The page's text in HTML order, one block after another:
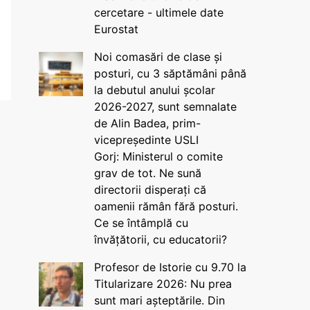
cercetare - ultimele date
Eurostat
Noi comasări de clase și
posturi, cu 3 săptămâni până
la debutul anului școlar
2026-2027, sunt semnalate
de Alin Badea, prim-
vicepreședinte USLI
Gorj: Ministerul o comite
grav de tot. Ne sună
directorii disperați că
oamenii rămân fără posturi.
Ce se întâmplă cu
învățătorii, cu educatorii?
Profesor de Istorie cu 9.70 la
Titularizare 2026: Nu prea
sunt mari așteptările. Din